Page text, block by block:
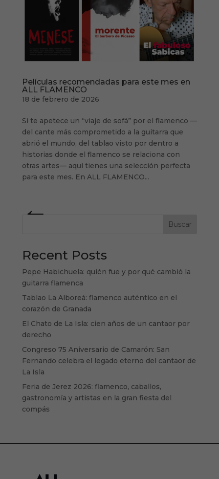
Películas recomendadas para este mes en
ALL FLAMENCO
18 de febrero de 2026
Si te apetece un “viaje de sofá” por el flamenco —
del cante más comprometido a la guitarra que
abrió el mundo, del tablao visto por dentro a
historias donde el flamenco se relaciona con
otras artes— aquí tienes una selección perfecta
para este mes. En ALL FLAMENCO...
« Entradas más antiguas
Buscar
Recent Posts
Pepe Habichuela: quién fue y por qué cambió la
guitarra flamenca
Tablao La Alboreá: flamenco auténtico en el
corazón de Granada
El Chato de La Isla: cien años de un cantaor por
derecho
Congreso 75 Aniversario de Camarón: San
Fernando celebra el legado eterno del cantaor de
La Isla
Feria de Jerez 2026: flamenco, caballos,
gastronomía y artistas en la gran fiesta del
compás